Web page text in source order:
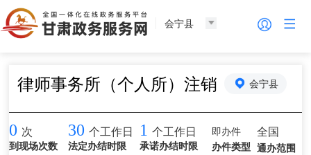
会宁县
律师事务所（个人所）注销 会宁县
0 次
到现场次数
30 个工作日
法定办结时限
1 个工作日
承诺办结时限
即办件
办件类型
全国
通办范围